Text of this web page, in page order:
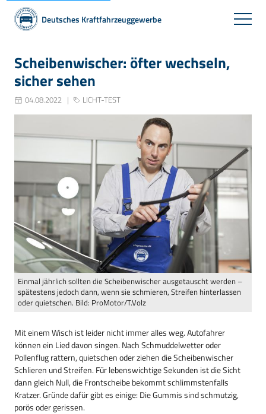
Deutsches Kraftfahrzeuggewerbe
Scheibenwischer: öfter wechseln,
sicher sehen
04.08.2022 LICHT-TEST
Einmal jährlich sollten die Scheibenwischer ausgetauscht werden –
spätestens jedoch dann, wenn sie schmieren, Streifen hinterlassen
oder quietschen. Bild: ProMotor/T.Volz
Mit einem Wisch ist leider nicht immer alles weg. Autofahrer
können ein Lied davon singen. Nach Schmuddelwetter oder
Pollenflug rattern, quietschen oder ziehen die Scheibenwischer
Schlieren und Streifen. Für lebenswichtige Sekunden ist die Sicht
dann gleich Null, die Frontscheibe bekommt schlimmstenfalls
Kratzer. Gründe dafür gibt es einige: Die Gummis sind schmutzig,
porös oder gerissen.